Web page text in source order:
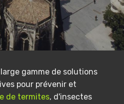
gamme de solutions
pour prévenir et
de termites, d'insectes